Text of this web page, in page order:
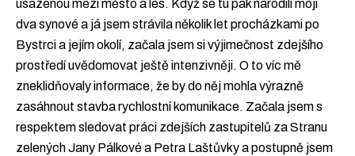
usazenou mezi město a les. Když se tu pak narodili moji
dva synové a já jsem strávila několik let procházkami po
Bystrci a jejím okolí, začala jsem si výjimečnost zdejšího
prostředí uvědomovat ještě intenzivněji. O to víc mě
zneklidňovaly informace, že by do něj mohla výrazně
zasáhnout stavba rychlostní komunikace. Začala jsem s
respektem sledovat práci zdejších zastupitelů za Stranu
zelených Jany Pálkové a Petra Laštůvky a postupně jsem